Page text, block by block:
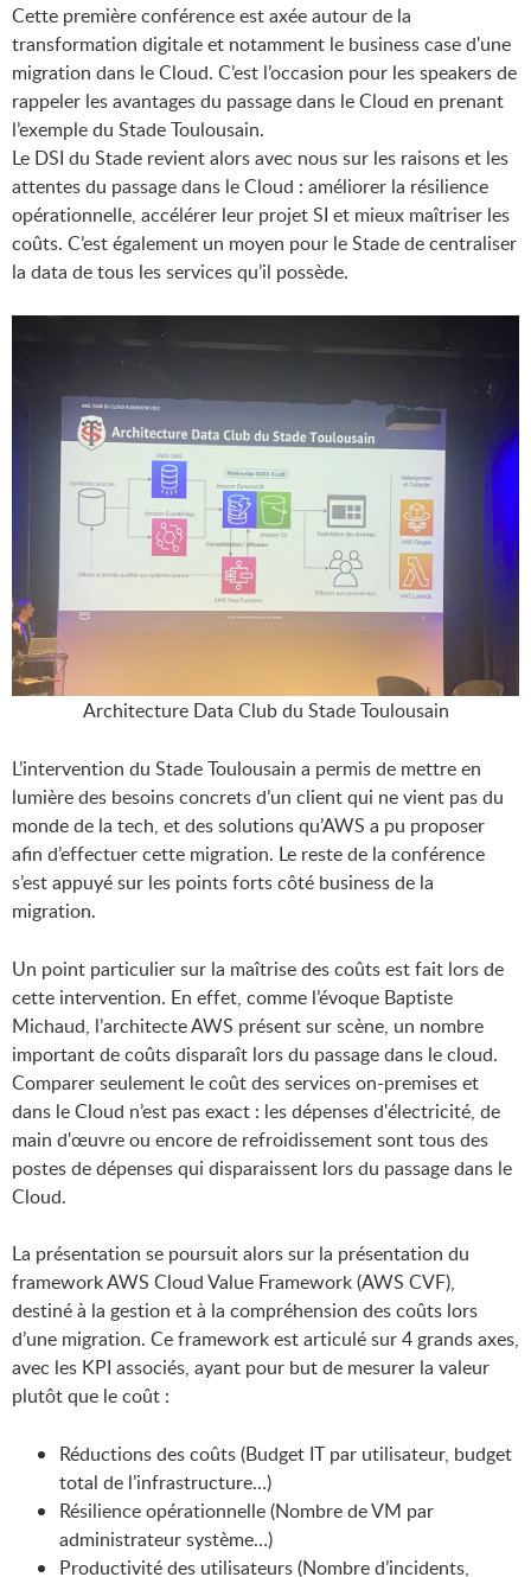
Cette première conférence est axée autour de la
transformation digitale et notamment le business case d'une
migration dans le Cloud. C’est l’occasion pour les speakers de
rappeler les avantages du passage dans le Cloud en prenant
l’exemple du Stade Toulousain.
Le DSI du Stade revient alors avec nous sur les raisons et les
attentes du passage dans le Cloud : améliorer la résilience
opérationnelle, accélérer leur projet SI et mieux maîtriser les
coûts. C’est également un moyen pour le Stade de centraliser
la data de tous les services qu’il possède.
Architecture Data Club du Stade Toulousain
L’intervention du Stade Toulousain a permis de mettre en
lumière des besoins concrets d’un client qui ne vient pas du
monde de la tech, et des solutions qu’AWS a pu proposer
afin d’effectuer cette migration. Le reste de la conférence
s’est appuyé sur les points forts côté business de la
migration.
Un point particulier sur la maîtrise des coûts est fait lors de
cette intervention. En effet, comme l’évoque Baptiste
Michaud, l’architecte AWS présent sur scène, un nombre
important de coûts disparaît lors du passage dans le cloud.
Comparer seulement le coût des services on-premises et
dans le Cloud n’est pas exact : les dépenses d'électricité, de
main d'œuvre ou encore de refroidissement sont tous des
postes de dépenses qui disparaissent lors du passage dans le
Cloud.
La présentation se poursuit alors sur la présentation du
framework AWS Cloud Value Framework (AWS CVF),
destiné à la gestion et à la compréhension des coûts lors
d’une migration. Ce framework est articulé sur 4 grands axes,
avec les KPI associés, ayant pour but de mesurer la valeur
plutôt que le coût :
Réductions des coûts (Budget IT par utilisateur, budget
total de l’infrastructure…)
Résilience opérationnelle (Nombre de VM par
administrateur système…)
Productivité des utilisateurs (Nombre d’incidents,